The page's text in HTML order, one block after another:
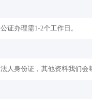
证办理需1-2个工作日。
人身份证，其他资料我们会